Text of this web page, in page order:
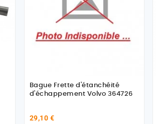
Bague Frette d'étanchéité
d'échappement Volvo 364726
29,10 €